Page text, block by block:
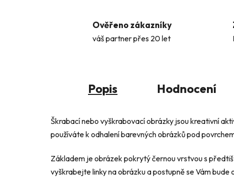
Ověřeno zákazníky
váš partner přes 20 let
Popis Hodnocení
Škrabací nebo vyškrabovací obrázky jsou kreativní
používáte k odhalení barevných obrázků pod
Základem je obrázek pokrytý černou vrstvou s
vyškrabejte linky na obrázku a postupně se Vám